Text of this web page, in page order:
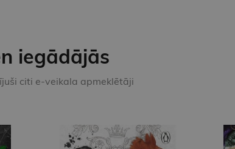
iegādājās
citi e-veikala apmeklētāji